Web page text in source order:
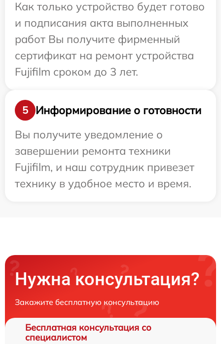
Как только устройство будет готово
и подписания акта выполненных
работ Вы получите фирменный
сертификат на ремонт устройства
Fujifilm сроком до 3 лет.
5
Информирование о готовности
Вы получите уведомление о
завершении ремонта техники
Fujifilm, и наш сотрудник привезет
технику в удобное место и время.
Нужна консультация?
Закажите бесплатную консультацию
Бесплатная консультация со
специалистом